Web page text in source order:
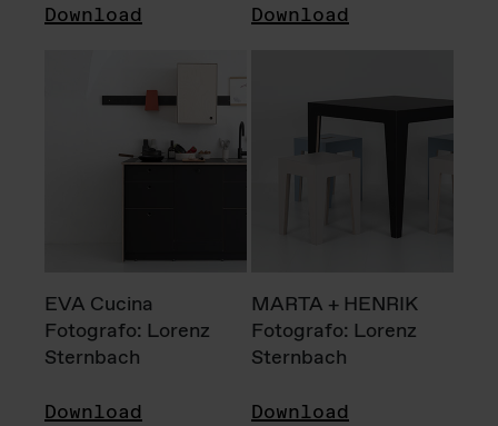
Download Download
EVA Cucina
Fotografo: Lorenz
Sternbach
Download
MARTA + HENRIK
Fotografo: Lorenz
Sternbach
Download